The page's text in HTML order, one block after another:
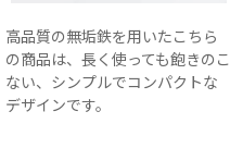
高品質の無垢鉄を用いたこちら
の商品は、長く使っても飽きのこ
ない、シンプルでコンパクトな
デザインです。